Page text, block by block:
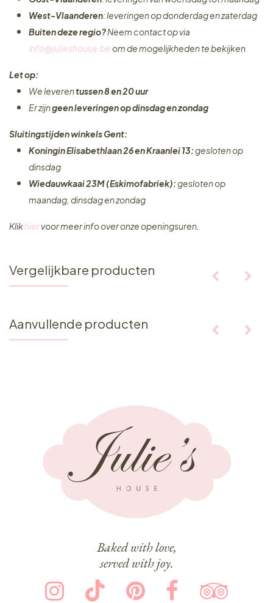
West-Vlaanderen: leveringen op donderdag en zaterdag
Buiten deze regio?Neem contact op via
info@julieshouse.beom de mogelijkheden te bekijken
Let op:
We leverentussen 8 en 20 uur
Er zijngeen leveringenop dinsdag en zondag
Sluitingstijden winkels Gent:
Koningin Elisabethlaan 26 en Kraanlei 13:gesloten op
dinsdag
Wiedauwkaai 23M (Eskimofabriek):gesloten op
maandag, dinsdag en zondag
Klikhiervoor meer info over onze openingsuren.
Vergelijkbare producten
Aanvullende producten
Baked with love,
served with joy.